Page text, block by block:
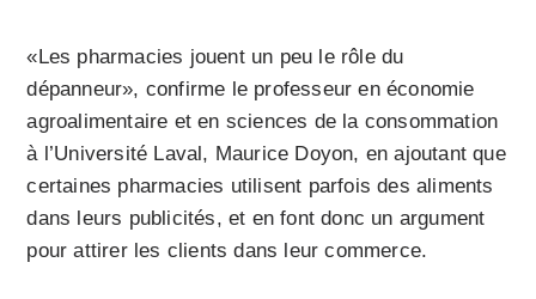
«Les pharmacies jouent un peu le rôle du
dépanneur», confirme le professeur en économie
agroalimentaire et en sciences de la consommation
à l’Université Laval, Maurice Doyon, en ajoutant que
certaines pharmacies utilisent parfois des aliments
dans leurs publicités, et en font donc un argument
pour attirer les clients dans leur commerce.